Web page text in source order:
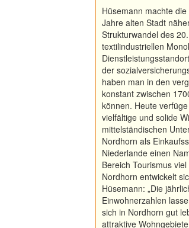
Hüsemann machte
Jahre alten Stadt
Strukturwandel des
textilindustriellen
der
haben man in den
konstant zwischen
können. Heute
vielfältige und solide
mittelständischen
Nordhorn als
Niederlande einen
Bereich Tourismus
Nordhorn entwickelt
Hüsemann: „Die
Einwohnerzahlen
sich in Nordhorn gut
attraktive